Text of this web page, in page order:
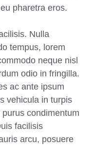
pharetra eros.
Nulla
tempus, lorem
neque nisl
odio in fringilla.
ac ante ipsum
vehicula in turpis
condimentum
facilisis
arcu, posuere